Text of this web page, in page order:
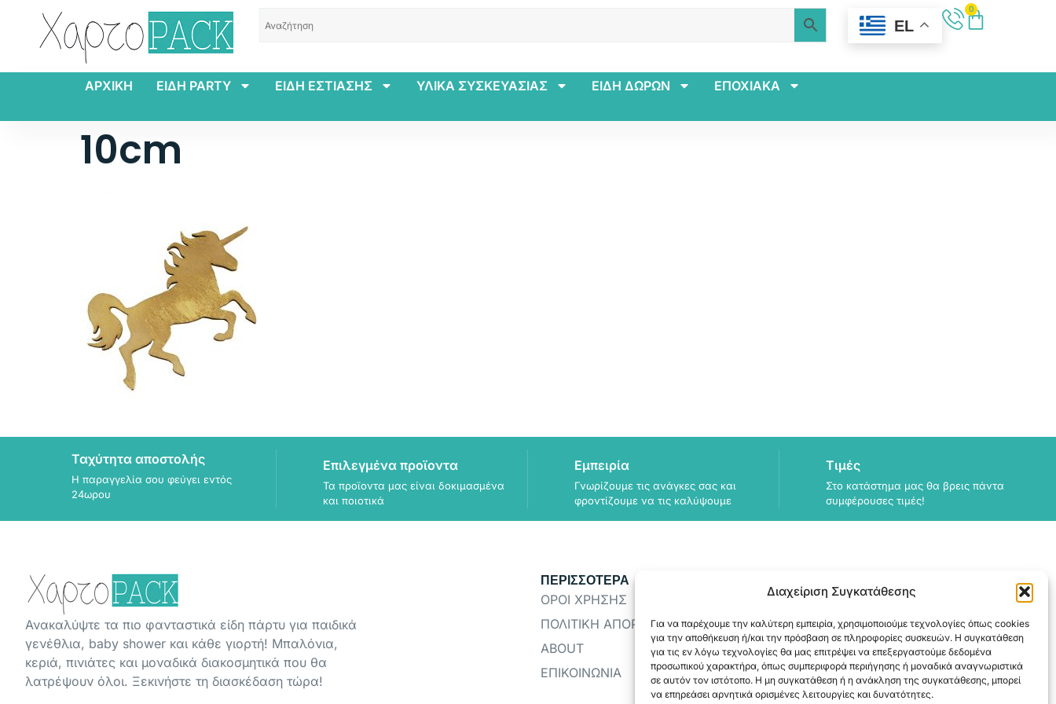
Διαχείριση Συγκατάθεσης
Για να παρέχουμε την καλύτερη εμπειρία, χρησιμοποιούμε τεχνολογίες όπως cookies
για την αποθήκευση ή/και την πρόσβαση σε πληροφορίες συσκευών. Η συγκατάθεση
για τις εν λόγω τεχνολογίες θα μας επιτρέψει να επεξεργαστούμε δεδομένα
προσωπικού χαρακτήρα, όπως συμπεριφορά περιήγησης ή μοναδικά αναγνωριστικά
σε αυτόν τον ιστότοπο. Η μη συγκατάθεση ή η ανάκληση της συγκατάθεσης, μπορεί
να επηρεάσει αρνητικά ορισμένες λειτουργίες και δυνατότητες.
EL
0
ΑΡΧΙΚΗ ΕΙΔΗ PARTY ΕΙΔΗ ΕΣΤΙΑΣΗΣ ΥΛΙΚΑ ΣΥΣΚΕΥΑΣΙΑΣ ΕΙΔΗ ΔΩΡΩΝ ΕΠΟΧΙΑΚΑ
10cm
Ταχύτητα αποστολής
Η παραγγελία σου φεύγει εντός
24ωρου
Επιλεγμένα προϊοντα
Τα προϊοντα μας είναι δοκιμασμένα
και ποιοτικά
Εμπειρία
Γνωρίζουμε τις ανάγκες σας και
φροντίζουμε να τις καλύψουμε
Τιμές
Στο κατάστημα μας θα βρεις πάντα
συμφέρουσες τιμές!
Ανακαλύψτε τα πιο φανταστικά είδη πάρτυ για παιδικά
γενέθλια, baby shower και κάθε γιορτή! Μπαλόνια,
κεριά, πινιάτες και μοναδικά διακοσμητικά που θα
λατρέψουν όλοι. Ξεκινήστε τη διασκέδαση τώρα!
ΠΕΡΙΣΣΟΤΕΡΑ
ΟΡΟΙ ΧΡΗΣΗΣ
ΠΟΛΙΤΙΚΗ ΑΠΟΡΡΗΤΟΥ
ABOUT
ΕΠΙΚΟΙΝΩΝΙΑ
ΑΠΟΣΤΟΛΗ
ΕΞΟΦΛΗΣΗ